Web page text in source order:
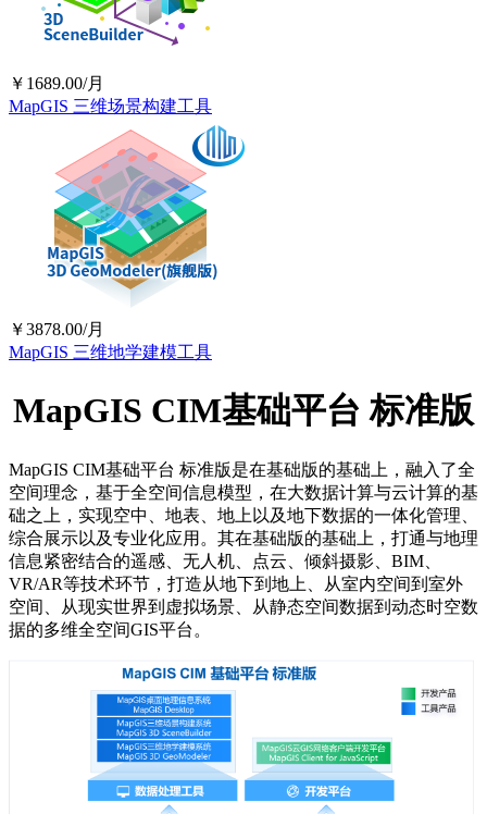
￥1689.00/月
MapGIS 三维场景构建工具
￥3878.00/月
MapGIS 三维地学建模工具
MapGIS CIM基础平台 标准版
MapGIS CIM基础平台 标准版是在基础版的基础上，融入了全
空间理念，基于全空间信息模型，在大数据计算与云计算的基
础之上，实现空中、地表、地上以及地下数据的一体化管理、
综合展示以及专业化应用。其在基础版的基础上，打通与地理
信息紧密结合的遥感、无人机、点云、倾斜摄影、BIM、
VR/AR等技术环节，打造从地下到地上、从室内空间到室外
空间、从现实世界到虚拟场景、从静态空间数据到动态时空数
据的多维全空间GIS平台。